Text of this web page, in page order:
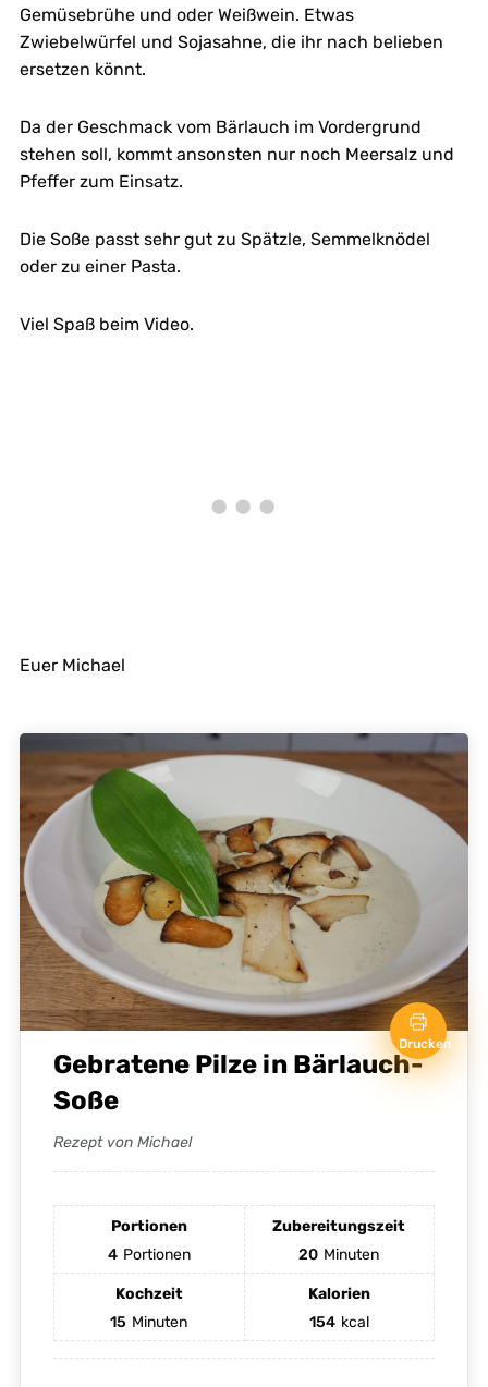
Gemüsebrühe und oder Weißwein. Etwas
Zwiebelwürfel und Sojasahne, die ihr nach belieben
ersetzen könnt.
Da der Geschmack vom Bärlauch im Vordergrund
stehen soll, kommt ansonsten nur noch Meersalz und
Pfeffer zum Einsatz.
Die Soße passt sehr gut zu Spätzle, Semmelknödel
oder zu einer Pasta.
Viel Spaß beim Video.
Euer Michael
Drucken
Gebratene Pilze in Bärlauch-
Soße
Rezept von Michael
Portionen
4 Portionen
Zubereitungszeit
20 Minuten
Kochzeit
15 Minuten
Kalorien
154 kcal